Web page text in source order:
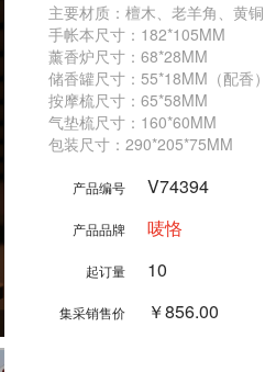
主要材质：檀木、老羊角、黄
手帐本尺寸：182*105MM
薰香炉尺寸：68*28MM
储香罐尺寸：55*18MM（配香）
按摩梳尺寸：65*58MM
气垫梳尺寸：160*60MM
产品编号 V74394
产品品牌 唛恪
起订量 10
集采销售价 ￥856.00